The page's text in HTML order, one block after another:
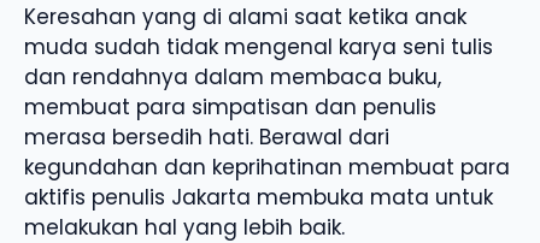
Keresahan yang di alami saat ketika anak
muda sudah tidak mengenal karya seni tulis
dan rendahnya dalam membaca buku,
membuat para simpatisan dan penulis
merasa bersedih hati. Berawal dari
kegundahan dan keprihatinan membuat para
aktifis penulis Jakarta membuka mata untuk
melakukan hal yang lebih baik.